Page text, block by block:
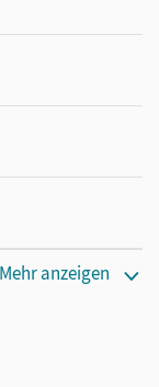
Mehr anzeigen